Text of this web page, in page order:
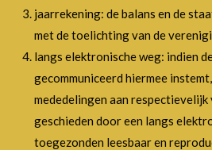
jaarrekening: de balans en de
met de toelichting van de
langs elektronische weg: indien
gecommuniceerd hiermee
mededelingen aan
geschieden door een langs
toegezonden leesbaar en